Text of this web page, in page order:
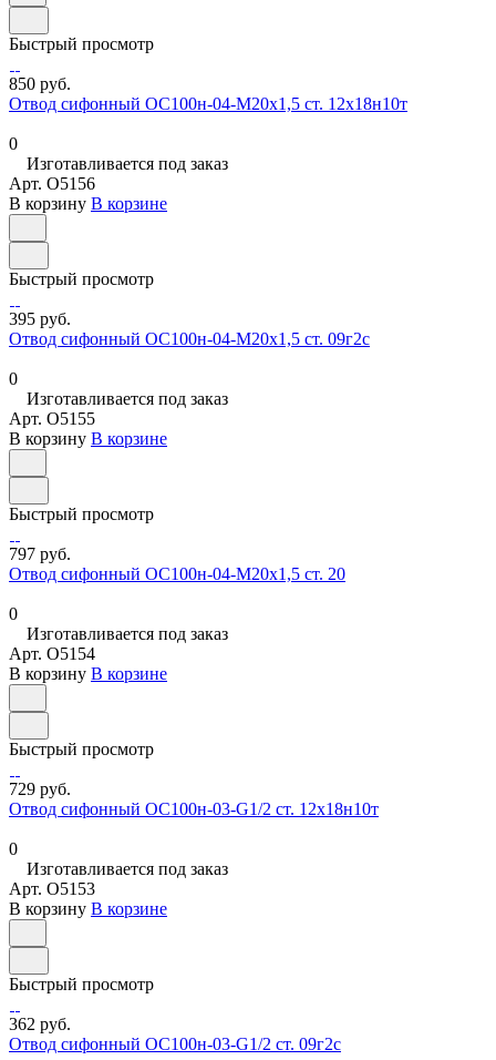
Быстрый просмотр
850 руб.
Отвод сифонный ОС100н-04-М20х1,5 ст. 12х18н10т
0
Изготавливается под заказ
Арт. O5156
В корзину В корзине
Быстрый просмотр
395 руб.
Отвод сифонный ОС100н-04-М20х1,5 ст. 09г2с
0
Изготавливается под заказ
Арт. O5155
В корзину В корзине
Быстрый просмотр
797 руб.
Отвод сифонный ОС100н-04-М20х1,5 ст. 20
0
Изготавливается под заказ
Арт. O5154
В корзину В корзине
Быстрый просмотр
729 руб.
Отвод сифонный ОС100н-03-G1/2 ст. 12х18н10т
0
Изготавливается под заказ
Арт. O5153
В корзину В корзине
Быстрый просмотр
362 руб.
Отвод сифонный ОС100н-03-G1/2 ст. 09г2с